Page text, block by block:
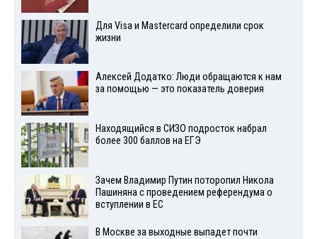
Для Visа и Mastercard определили срок
жизни
Алексей Додатко: Люди обращаются к нам
за помощью — это показатель доверия
Находящийся в СИЗО подросток набрал
более 300 баллов на ЕГЭ
Зачем Владимир Путин поторопил Никола
Пашиняна с проведением референдума о
вступлении в ЕС
В Москве за выходные выпадет почти